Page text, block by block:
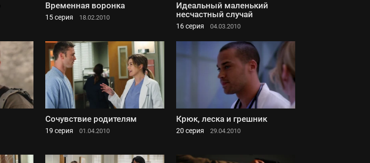
Временная воронка
15 серия 18.02.2010
Идеальный маленький
несчастный случай
16 серия 04.03.2010
Сочувствие родителям
19 серия 01.04.2010
Крюк, леска и грешник
20 серия 29.04.2010